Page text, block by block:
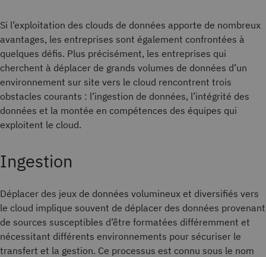
Si l’exploitation des clouds de données apporte de nombreux
avantages, les entreprises sont également confrontées à
quelques défis. Plus précisément, les entreprises qui
cherchent à déplacer de grands volumes de données d’un
environnement sur site vers le cloud rencontrent trois
obstacles courants : l’ingestion de données, l’intégrité des
données et la montée en compétences des équipes qui
exploitent le cloud.
Ingestion
Déplacer des jeux de données volumineux et diversifiés vers
le cloud implique souvent de déplacer des données provenant
de sources susceptibles d’être formatées différemment et
nécessitant différents environnements pour sécuriser le
transfert et la gestion. Ce processus est connu sous le nom